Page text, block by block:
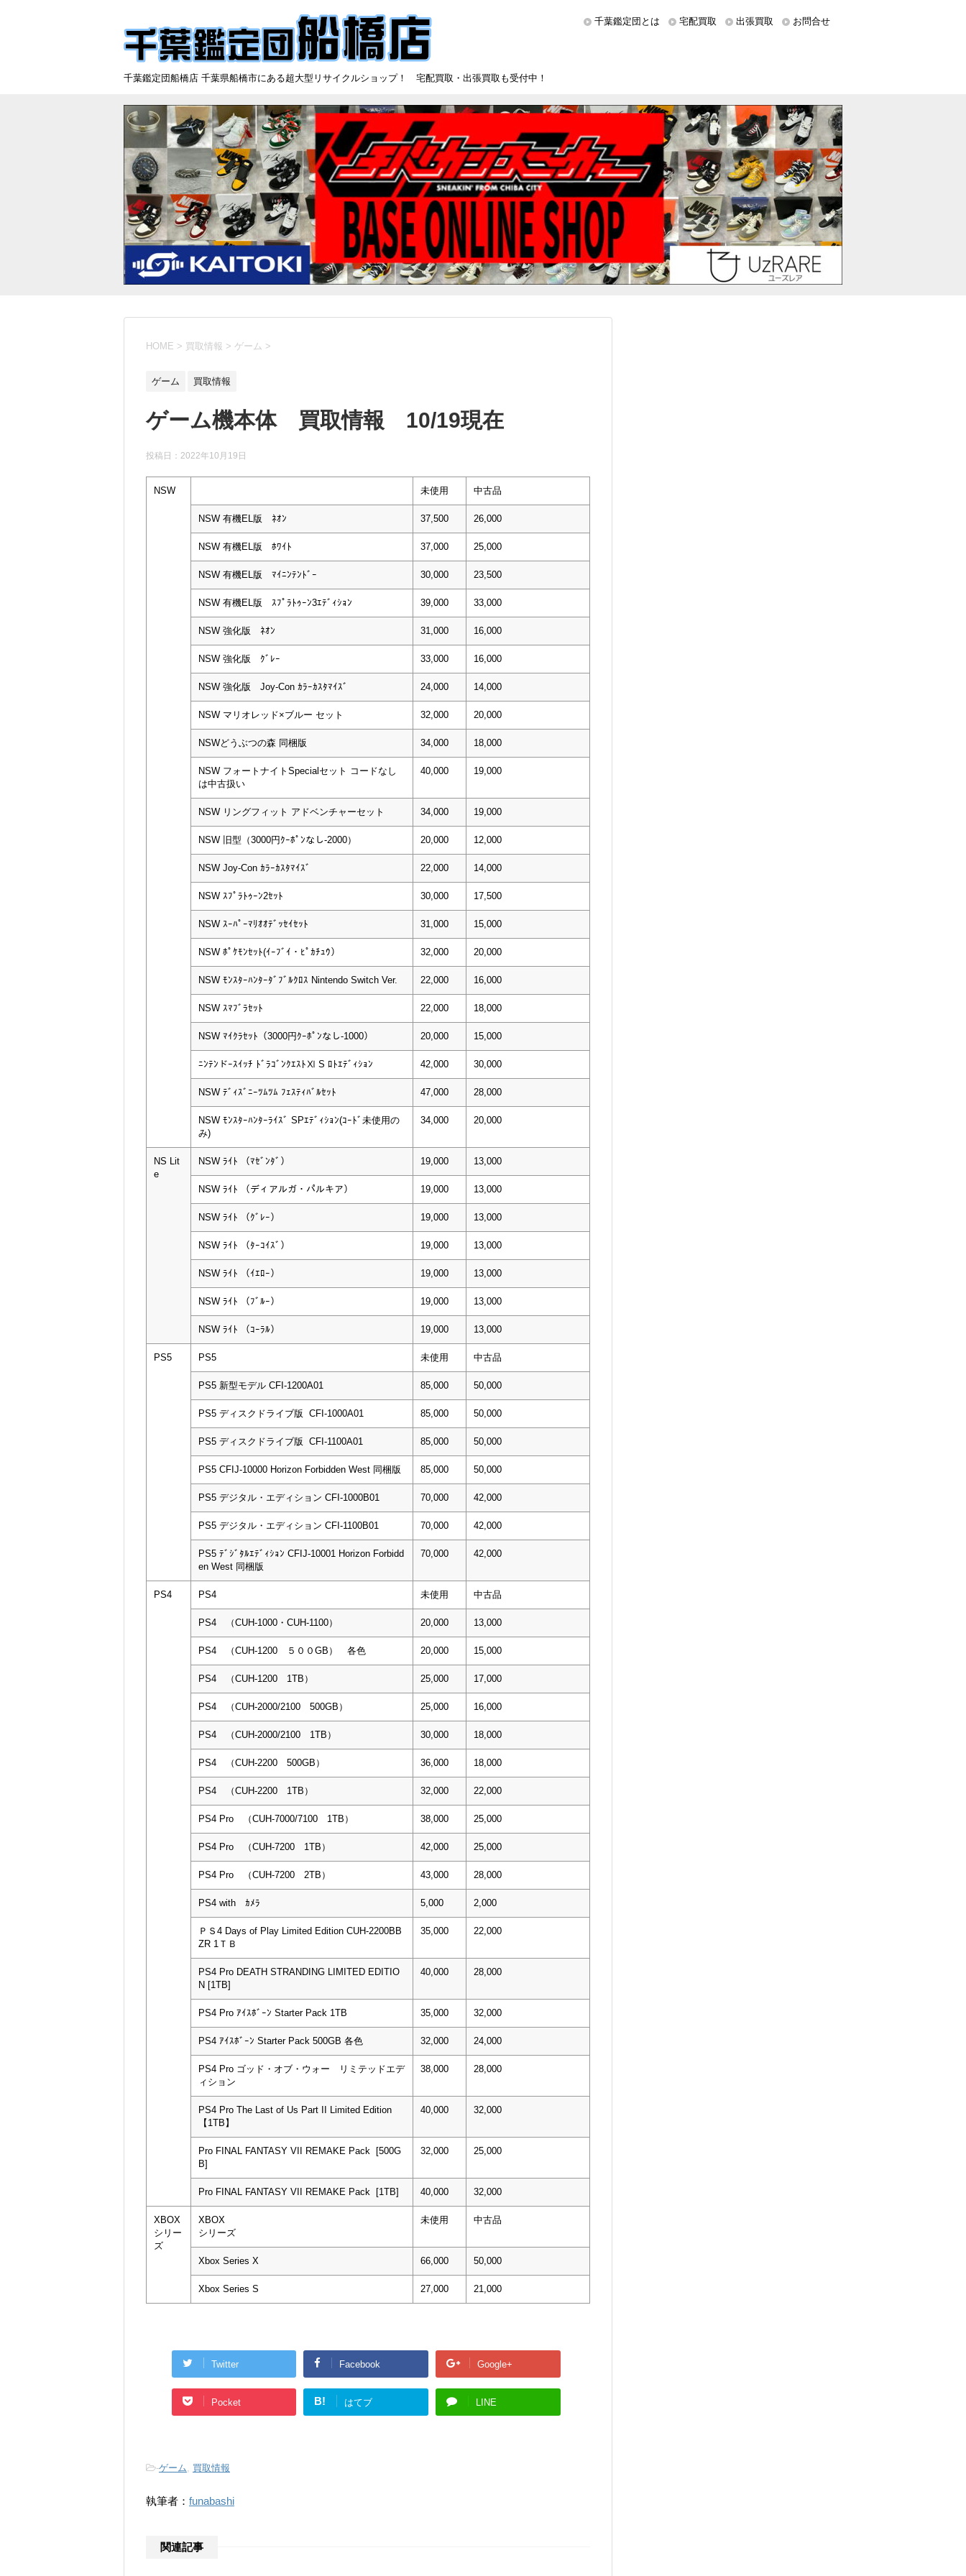
千葉鑑定団船橋店 千葉県船橋市にある超大型リサイクルショップ！ 宅配買取・出張買取も受付中！
千葉鑑定団とは 宅配買取 出張買取 お問合せ
HOME > 買取情報 > ゲーム >
ゲーム 買取情報
ゲーム機本体 買取情報 10/19現在
投稿日： 2022年10月19日
NSW 未使用 中古品
NSW 有機EL版 ﾈｵﾝ 37,500 26,000
NSW 有機EL版 ﾎﾜｲﾄ 37,000 25,000
NSW 有機EL版 ﾏｲﾆﾝﾃﾝﾄﾞｰ 30,000 23,500
NSW 有機EL版 ｽﾌﾟﾗﾄｩｰﾝ3ｴﾃﾞｨｼｮﾝ 39,000 33,000
NSW 強化版 ﾈｵﾝ 31,000 16,000
NSW 強化版 ｸﾞﾚｰ 33,000 16,000
NSW 強化版 Joy-Con ｶﾗｰｶｽﾀﾏｲｽﾞ 24,000 14,000
NSW マリオレッド×ブルー セット 32,000 20,000
NSWどうぶつの森 同梱版 34,000 18,000
NSW フォートナイトSpecialセット コードなし
は中古扱い
40,000 19,000
NSW リングフィット アドベンチャーセット 34,000 19,000
NSW 旧型（3000円ｸｰﾎﾟﾝなし-2000） 20,000 12,000
NSW Joy-Con ｶﾗｰｶｽﾀﾏｲｽﾞ 22,000 14,000
NSW ｽﾌﾟﾗﾄｩｰﾝ2ｾｯﾄ 30,000 17,500
NSW ｽｰﾊﾟｰﾏﾘｵｵﾃﾞｯｾｲｾｯﾄ 31,000 15,000
NSW ﾎﾟｹﾓﾝｾｯﾄ(ｲｰﾌﾞｲ・ﾋﾟｶﾁｭｳ） 32,000 20,000
NSW ﾓﾝｽﾀｰﾊﾝﾀｰﾀﾞﾌﾞﾙｸﾛｽ Nintendo Switch Ver. 22,000 16,000
NSW ｽﾏﾌﾞﾗｾｯﾄ 22,000 18,000
NSW ﾏｲｸﾗｾｯﾄ（3000円ｸｰﾎﾟﾝなし-1000） 20,000 15,000
ﾆﾝﾃﾝドｰｽｲｯﾁ ﾄﾞﾗｺﾞﾝｸｴｽﾄⅪ S ﾛﾄｴﾃﾞｨｼｮﾝ 42,000 30,000
NSW ﾃﾞｨｽﾞﾆｰﾂﾑﾂﾑ ﾌｪｽﾃｨﾊﾞﾙｾｯﾄ 47,000 28,000
NSW ﾓﾝｽﾀｰﾊﾝﾀｰﾗｲｽﾞ SPｴﾃﾞｨｼｮﾝ(ｺｰﾄﾞ未使用の
み)
34,000 20,000
NS Lit
e
NSW ﾗｲﾄ （ﾏｾﾞﾝﾀﾞ） 19,000 13,000
NSW ﾗｲﾄ （ディアルガ・パルキア） 19,000 13,000
NSW ﾗｲﾄ （ｸﾞﾚｰ） 19,000 13,000
NSW ﾗｲﾄ （ﾀｰｺｲｽﾞ） 19,000 13,000
NSW ﾗｲﾄ （ｲｴﾛｰ） 19,000 13,000
NSW ﾗｲﾄ （ﾌﾞﾙｰ） 19,000 13,000
NSW ﾗｲﾄ （ｺｰﾗﾙ） 19,000 13,000
PS5 PS5 未使用 中古品
PS5 新型モデル CFI-1200A01 85,000 50,000
PS5 ディスクドライブ版 CFI-1000A01 85,000 50,000
PS5 ディスクドライブ版 CFI-1100A01 85,000 50,000
PS5 CFIJ-10000 Horizon Forbidden West 同梱版 85,000 50,000
PS5 デジタル・エディション CFI-1000B01 70,000 42,000
PS5 デジタル・エディション CFI-1100B01 70,000 42,000
PS5 ﾃﾞｼﾞﾀﾙｴﾃﾞｨｼｮﾝ CFIJ-10001 Horizon Forbidd
en West 同梱版
70,000 42,000
PS4 PS4 未使用 中古品
PS4 （CUH-1000・CUH-1100） 20,000 13,000
PS4 （CUH-1200 ５００GB） 各色 20,000 15,000
PS4 （CUH-1200 1TB） 25,000 17,000
PS4 （CUH-2000/2100 500GB） 25,000 16,000
PS4 （CUH-2000/2100 1TB） 30,000 18,000
PS4 （CUH-2200 500GB） 36,000 18,000
PS4 （CUH-2200 1TB） 32,000 22,000
PS4 Pro （CUH-7000/7100 1TB） 38,000 25,000
PS4 Pro （CUH-7200 1TB） 42,000 25,000
PS4 Pro （CUH-7200 2TB） 43,000 28,000
PS4 with ｶﾒﾗ 5,000 2,000
ＰＳ4 Days of Play Limited Edition CUH-2200BB
ZR 1ＴＢ
35,000 22,000
PS4 Pro DEATH STRANDING LIMITED EDITIO
N [1TB]
40,000 28,000
PS4 Pro ｱｲｽﾎﾞｰﾝ Starter Pack 1TB 35,000 32,000
PS4 ｱｲｽﾎﾞｰﾝ Starter Pack 500GB 各色 32,000 24,000
PS4 Pro ゴッド・オブ・ウォー リミテッドエデ
ィション
38,000 28,000
PS4 Pro The Last of Us Part II Limited Edition
【1TB】
40,000 32,000
Pro FINAL FANTASY VII REMAKE Pack [500G
B]
32,000 25,000
Pro FINAL FANTASY VII REMAKE Pack [1TB] 40,000 32,000
XBOX
シリー
ズ
XBOX
シリーズ
未使用 中古品
Xbox Series X 66,000 50,000
Xbox Series S 27,000 21,000
Twitter Facebook Google+
Pocket B! はてブ LINE
-ゲーム, 買取情報
執筆者： funabashi
関連記事